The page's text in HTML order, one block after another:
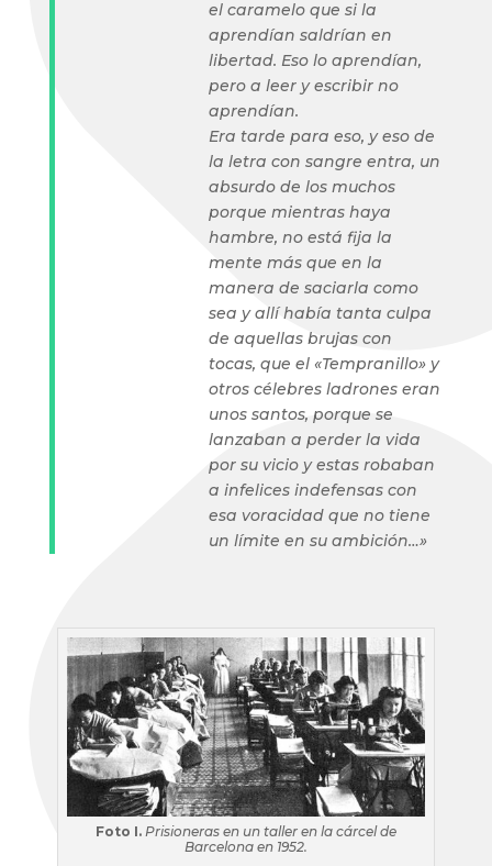
el caramelo que si la
aprendían saldrían en
libertad. Eso lo aprendían,
pero a leer y escribir no
aprendían.
Era tarde para eso, y eso de
la letra con sangre entra, un
absurdo de los muchos
porque mientras haya
hambre, no está fija la
mente más que en la
manera de saciarla como
sea y allí había tanta culpa
de aquellas brujas con
tocas, que el «Tempranillo» y
otros célebres ladrones eran
unos santos, porque se
lanzaban a perder la vida
por su vicio y estas robaban
a infelices indefensas con
esa voracidad que no tiene
un límite en su ambición…»
Foto I. Prisioneras en un taller en la cárcel de
Barcelona en 1952.